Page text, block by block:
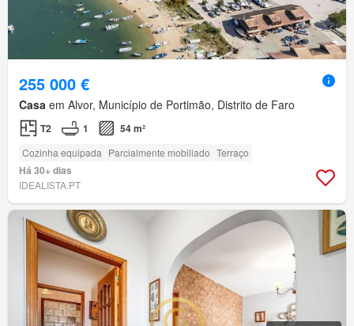
255 000 €
Casa em Alvor, Município de Portimão, Distrito de Faro
T2 1 54 m²
Cozinha equipada Parcialmente mobiliado Terraço
Há 30+ dias
IDEALISTA.PT